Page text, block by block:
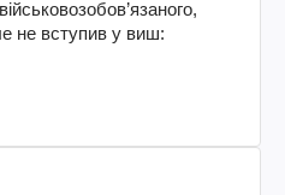
не вступив у виш: